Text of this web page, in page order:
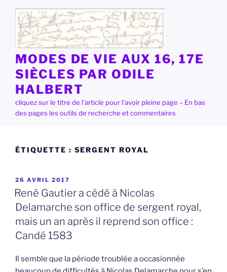
contenu
principal
MODES DE VIE AUX 16, 17E
SIÈCLES PAR ODILE
HALBERT
cliquez sur le titre de l'article pour l'avoir pleine page – En bas
des pages les outils de recherche et commentaires
ÉTIQUETTE : SERGENT ROYAL
PUBLIÉ
LE
26 AVRIL 2017
René Gautier a cédé à Nicolas
Delamarche son office de sergent royal,
mais un an après il reprend son office :
Candé 1583
Il semble que la période troublée a occasionnée